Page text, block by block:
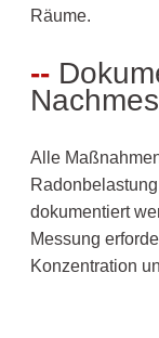
Räume.
Alle
dokumentiert
Messung
Konzentration